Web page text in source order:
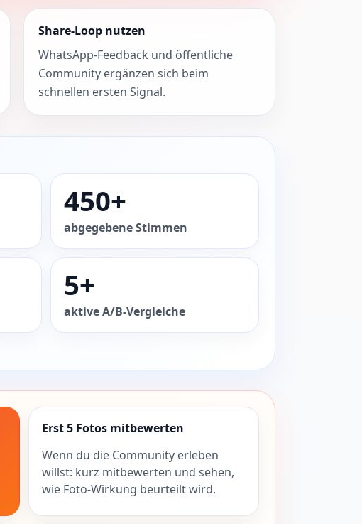
Share-Loop nutzen
WhatsApp-Feedback und öffentliche
Community ergänzen sich beim
schnellen ersten Signal.
450+
abgegebene Stimmen
5+
aktive A/B-Vergleiche
Erst 5 Fotos mitbewerten
Wenn du die Community erleben
willst: kurz mitbewerten und sehen,
wie Foto-Wirkung beurteilt wird.